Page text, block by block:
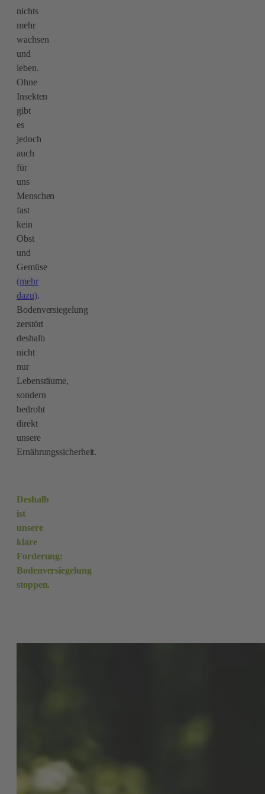
nichts
mehr
wachsen
und
leben.
Ohne
Insekten
gibt
es
jedoch
auch
für
uns
Menschen
fast
kein
Obst
und
Gemüse
(mehr
dazu).
Bodenversiegelung
zerstört
deshalb
nicht
nur
Lebensräume,
sondern
bedroht
direkt
unsere
Ernährungssicherheit.
Deshalb
ist
unsere
klare
Forderung:
Bodenversiegelung
stoppen.